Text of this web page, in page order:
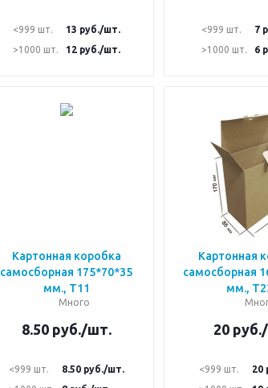
<999 шт. 13 руб./шт.
>1000 шт.
12руб./шт.
<999 шт. 7
>1000 шт.
6
Картонная коробка
самосборная 175*70*35
мм., Т11
Много
8.50руб./шт.
<999 шт. 8.50руб./шт.
Картонная
самосборная
мм.,
20руб.
<999 шт. 20